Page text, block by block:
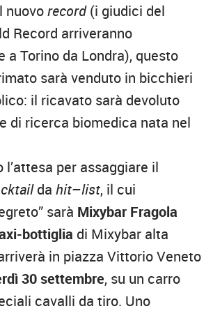
nuovorecord(i giudici del
Record arriveranno
a Torino da Londra), questo
sarà venduto in bicchieri
il ricavato sarà devoluto
di ricerca biomedica nata nel
per assaggiare il
da hit–list, il cui
sarà Mixybar Fragola
bottiglia di Mixybar alta
in piazza Vittorio Veneto
30 settembre, su un carro
cavalli da tiro. Uno